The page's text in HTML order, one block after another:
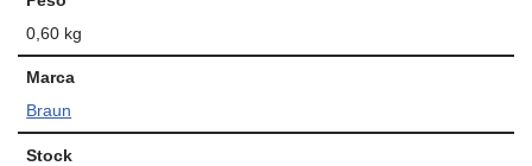
0,60 kg
Marca
Braun
Stock